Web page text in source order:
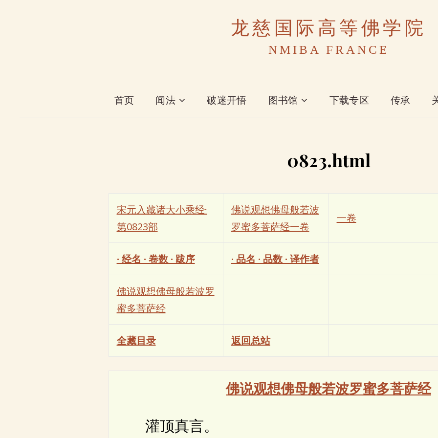
龙慈国际高等佛学院
NMIBA FRANCE
首页 闻法 破迷开悟 图书馆 下载专区 传承
0823.html
宋元入藏诸大小乘经·
第0823部
佛说观想佛母般若波
罗蜜多菩萨经一卷
一卷
· 经名 · 卷数 · 跋序 · 品名 · 品数 · 译作者
佛说观想佛母般若波罗
蜜多菩萨经
全藏目录 返回总站
佛说观想佛母般若波罗蜜多菩萨经
灌顶真言。